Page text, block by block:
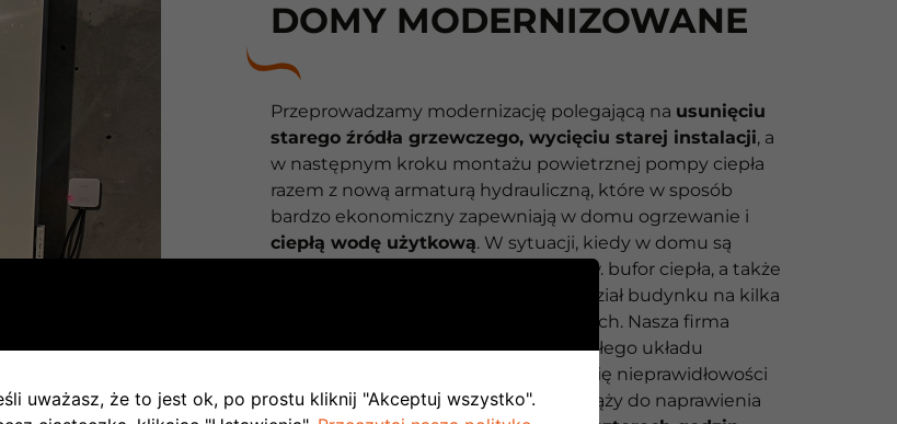
DOMY MODERNIZOWANE
Przeprowadzamy modernizację polegającą na usunięciu
starego źródła grzewczego, wycięciu starej instalacji, a
w następnym kroku montażu powietrznej pompy ciepła
razem z nową armaturą hydrauliczną, które w sposób
bardzo ekonomiczny zapewniają w domu ogrzewanie i
ciepłą wodę użytkową. W sytuacji, kiedy w domu są
obecne także grzejniki stosujemy tzw. bufor ciepła, a także
na życzenie klienta wykonujemy podział budynku na kilka
niezależnie sterowanych stref cieplnych. Nasza firma
kontroluje zdalnie parametry pracy całego układu
grzewczego, a w sytuacji pojawienia się nieprawidłowości
nasza specjalna brygada serwisowa dąży do naprawienia
uważasz, że to jest ok, po prostu kliknij "Akceptuj wszystko".